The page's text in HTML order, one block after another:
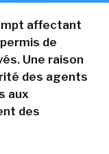
affectant
de
Une raison
des agents
aux
des